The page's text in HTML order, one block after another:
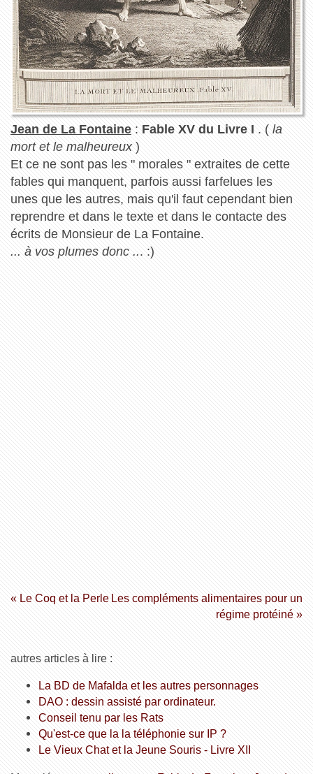
Jean de La Fontaine: Fable XV du Livre I . (la
mort et le malheureux)
Et ce ne sont pas les " morales " extraites de cette
fables qui manquent, parfois aussi farfelues les
unes que les autres, mais qu'il faut cependant bien
reprendre et dans le texte et dans le contacte des
écrits de Monsieur de La Fontaine.
... à vos plumes donc ... :)
« Le Coq et la Perle Les compléments alimentaires pour un
régime protéiné »
autres articles à lire :
La BD de Mafalda et les autres personnages
DAO : dessin assisté par ordinateur.
Conseil tenu par les Rats
Qu'est-ce que la la téléphonie sur IP ?
Le Vieux Chat et la Jeune Souris - Livre XII